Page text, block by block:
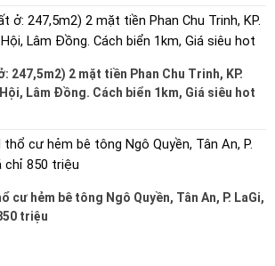
247,5m2) 2 mặt tiền Phan Chu Trinh, KP.
Lâm Đồng. Cách biển 1km, Giá siêu hot
cư hẻm bê tông Ngô Quyền, Tân An, P. LaGi,
triệu